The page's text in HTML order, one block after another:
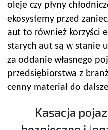
oleje czy płyny
ekosystemy przed
aut to również korzyści
starych aut są w stanie
za oddanie własnego
przedsiębiorstwa z
cenny materiał do
Kasacja